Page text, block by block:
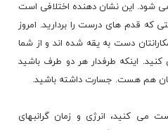
شود. این نشان دهنده اختلافی است
که قدم های درست را بردارید. امروز
دست به یقه شده اند و از شما
اینکه طرفدار هر دو طرف باشید
هم هست. جسارت داشته باشید.
کنید، انرژی و زمان گرانبهای